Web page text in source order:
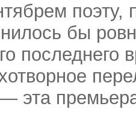
поэту,
бы
последнего
эта